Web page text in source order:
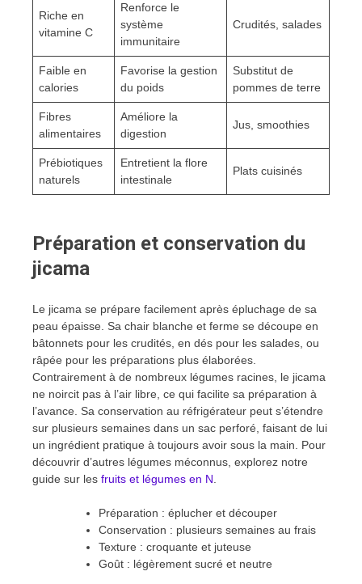
Riche en
vitamine C
Renforce le
système
immunitaire
Crudités, salades
Faible en
calories
Favorise la gestion
du poids
Substitut de
pommes de terre
Fibres
alimentaires
Améliore la
digestion
Jus, smoothies
Prébiotiques
naturels
Entretient la flore
intestinale
Plats cuisinés
Préparation et conservation du
jicama
Le jicama se prépare facilement après épluchage de sa
peau épaisse. Sa chair blanche et ferme se découpe en
bâtonnets pour les crudités, en dés pour les salades, ou
râpée pour les préparations plus élaborées.
Contrairement à de nombreux légumes racines, le jicama
ne noircit pas à l’air libre, ce qui facilite sa préparation à
l’avance. Sa conservation au réfrigérateur peut s’étendre
sur plusieurs semaines dans un sac perforé, faisant de lui
un ingrédient pratique à toujours avoir sous la main. Pour
découvrir d’autres légumes méconnus, explorez notre
guide sur les fruits et légumes en N.
Préparation : éplucher et découper
Conservation : plusieurs semaines au frais
Texture : croquante et juteuse
Goût : légèrement sucré et neutre